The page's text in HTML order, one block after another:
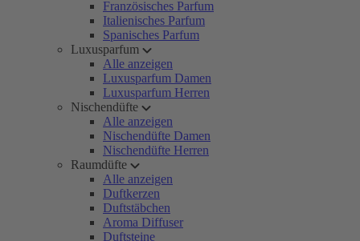
Französisches Parfum
Italienisches Parfum
Spanisches Parfum
Luxusparfum
Alle anzeigen
Luxusparfum Damen
Luxusparfum Herren
Nischendüfte
Alle anzeigen
Nischendüfte Damen
Nischendüfte Herren
Raumdüfte
Alle anzeigen
Duftkerzen
Duftstäbchen
Aroma Diffuser
Duftsteine